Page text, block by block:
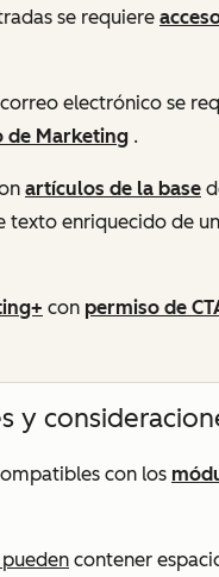
se requiere
electrónico se
de Marketing .
artículos de la base
texto enriquecido de
con permiso de
y
con los
contener